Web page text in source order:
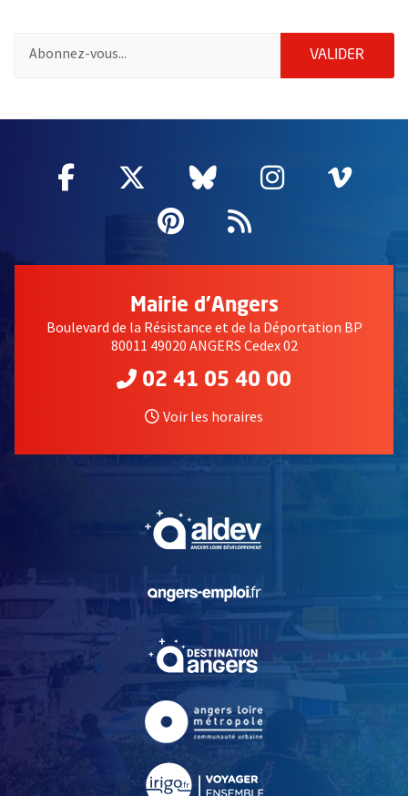
VALIDER
Facebook
, Ouvre une nouvelle fenêtre
Twitter
, Ouvre une nouvelle
Bluesky
, Ouvre une
Instagram
, Ouvre
,
Pinterest
, Ouvre une
Flux RSS
Mairie d'Angers
Boulevard de la Résistance et de la Déportation BP
80011 49020 ANGERS Cedex 02
02 41 05 40 00
Voir les horaires
, Ouvre une nouvelle
, Ouvre une nouvelle